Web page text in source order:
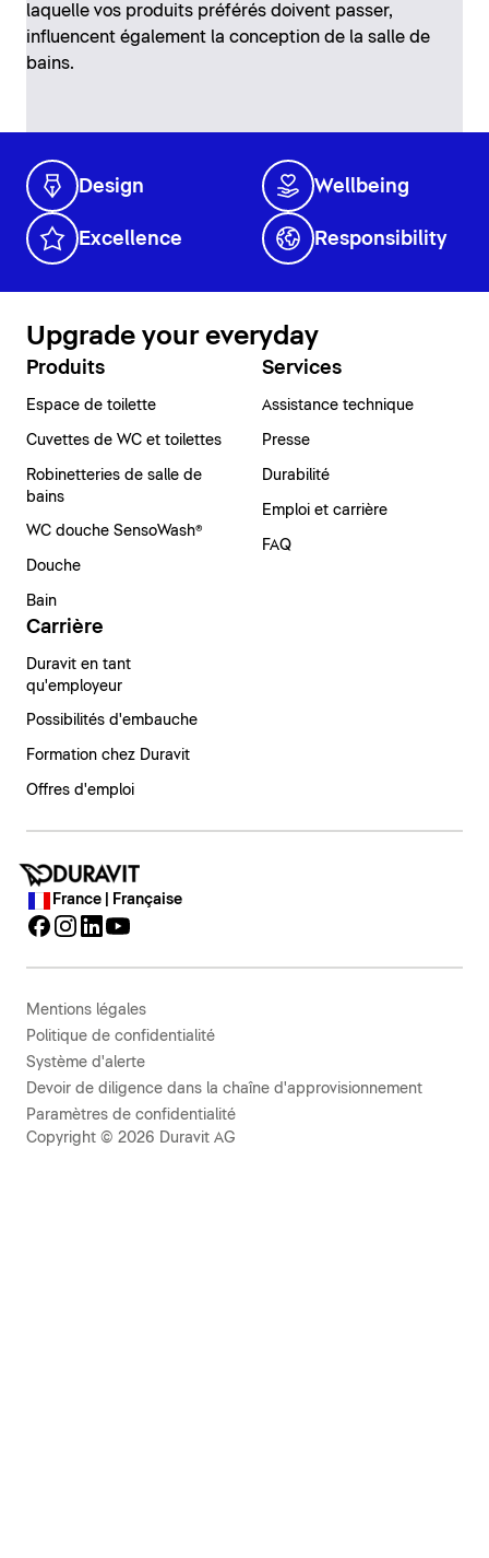
laquelle vos produits préférés doivent passer,
influencent également la conception de la salle de
bains.
Design Wellbeing
Excellence Responsibility
Upgrade your everyday
Produits
Espace de toilette
Cuvettes de WC et toilettes
Robinetteries de salle de
bains
WC douche SensoWash®
Douche
Bain
Services
Assistance technique
Presse
Durabilité
Emploi et carrière
FAQ
Carrière
Duravit en tant
qu'employeur
Possibilités d'embauche
Formation chez Duravit
Offres d'emploi
France | Française
Mentions légales
Politique de confidentialité
Système d'alerte
Devoir de diligence dans la chaîne d'approvisionnement
Paramètres de confidentialité
Copyright © 2026 Duravit AG